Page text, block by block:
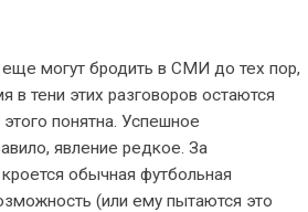
еще могут бродить в СМИ до тех пор,
в тени этих разговоров остаются
понятна. Успешное
явление редкое. За
обычная футбольная
(или ему пытаются это